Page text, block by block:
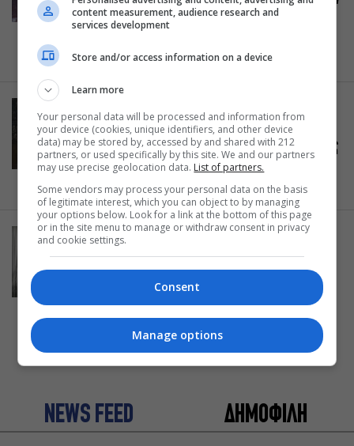
EyesCulture στο Κέντρο Τεχνών
δήμου Αθηναίων
08.11.2019
Έκθεση ζωγραφικής του Στέλιου
Πετρουλάκη στην Αίθουσα Τέχνης
Αθηνών
06.11.2019
ΖΩΓΡΑΦΙΚΗ
Flat Drop Fall Flat: Έκθεση
ζωγραφικής του Απόστολου
Καρακατσάνη στη ΔΛ Gallery
08.10.2019
NEWS FEED ΔΗΜΟΦΙΛΗ
content measurement, audience research and
services development
Store and/or access information on a device
Learn more
Your personal data will be processed and information from
your device (cookies, unique identifiers, and other device
data) may be stored by, accessed by and shared with 212
partners, or used specifically by this site. We and our partners
may use precise geolocation data. List of partners.
Some vendors may process your personal data on the basis
of legitimate interest, which you can object to by managing
your options below. Look for a link at the bottom of this page
or in the site menu to manage or withdraw consent in privacy
and cookie settings.
Consent
Manage options